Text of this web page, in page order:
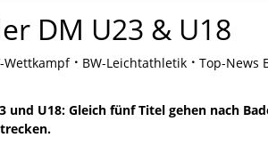
DM U23 & U18
Wettkampf BW-Leichtathletik Top-News
U18: Gleich fünf Titel gehen nach